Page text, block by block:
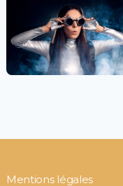
Mentions légales